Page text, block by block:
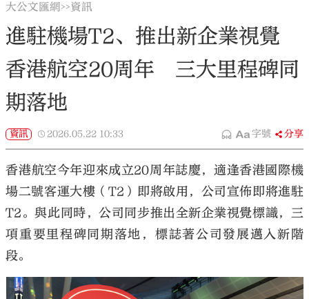
大公文匯網>>資訊
進駐機場T2、推出新企業視覺
香港航空20周年 三大里程碑同
期落地
資訊 2026.05.22 10:33 字號 分享
香港航空今年迎來成立20周年誌慶，適逢香港國際機
場二號客運大樓（T2）即將啟用，公司宣佈即將進駐
T2。與此同時，公司同步推出全新企業視覺標識，三
項重要里程碑同期落地，標誌著公司發展邁入新階
段。